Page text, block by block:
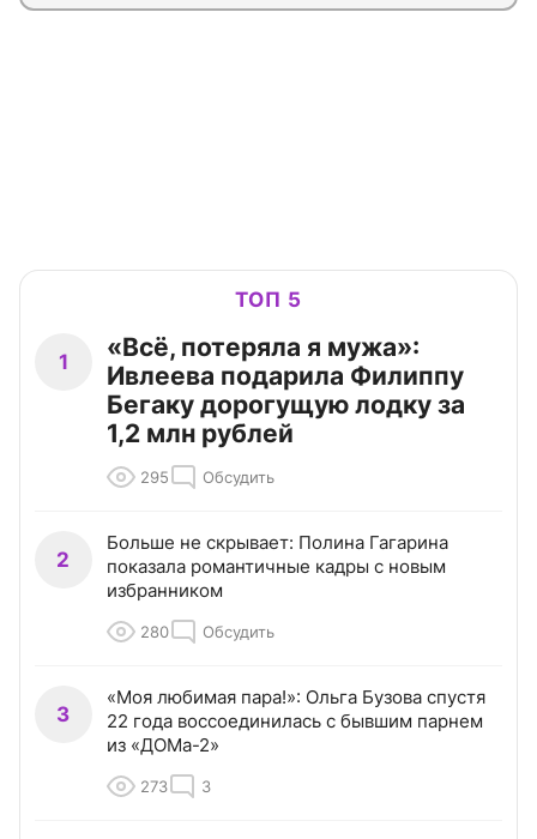
ТОП 5
1
«Всё, потеряла я мужа»:
Ивлеева подарила Филиппу
Бегаку дорогущую лодку за
1,2 млн рублей
295 Обсудить
2
Больше не скрывает: Полина Гагарина
показала романтичные кадры с новым
избранником
280 Обсудить
3
«Моя любимая пара!»: Ольга Бузова спустя
22 года воссоединилась с бывшим парнем
из «ДОМа-2»
273 3